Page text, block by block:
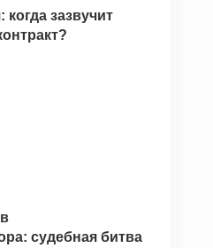
зазвучит
судебная битва